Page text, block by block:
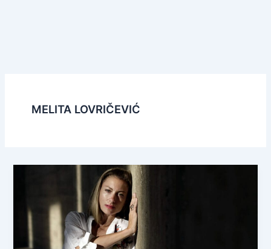
MELITA LOVRIČEVIĆ